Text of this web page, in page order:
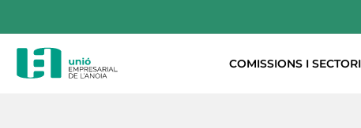
COMISSIONS I